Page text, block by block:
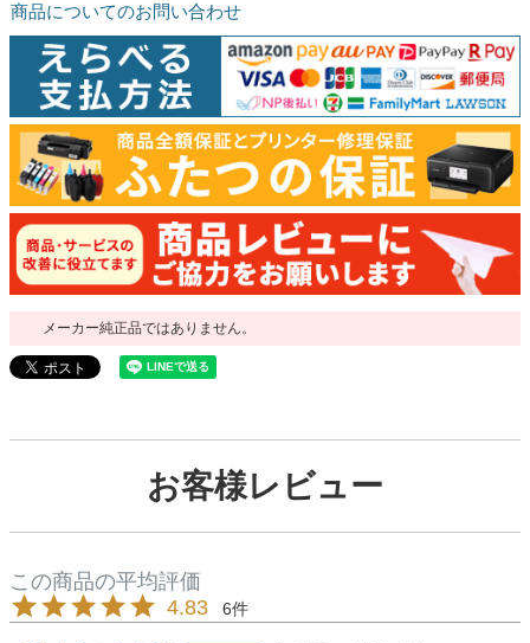
商品についてのお問い合わせ
メーカー純正品ではありません。
お客様レビュー
4.83 6